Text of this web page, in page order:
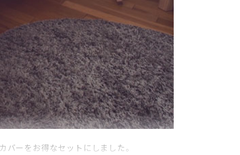
ーをお得なセットにしました。